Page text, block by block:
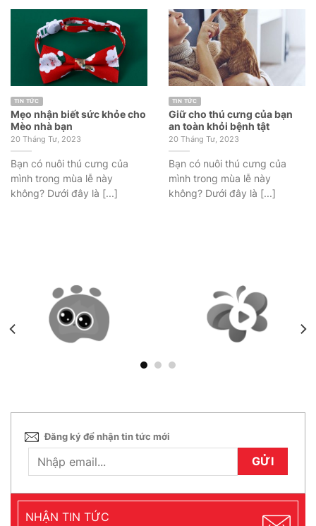
TIN TỨC
Mẹo nhận biết sức khỏe cho
Mèo nhà bạn
20 Tháng Tư, 2023
Bạn có nuôi thú cưng của
mình trong mùa lễ này
không? Dưới đây là [...]
TIN TỨC
Giữ cho thú cưng của bạn
an toàn khỏi bệnh tật
20 Tháng Tư, 2023
Bạn có nuôi thú cưng của
mình trong mùa lễ này
không? Dưới đây là [...]
Đăng ký để nhận tin tức mới
NHẬN TIN TỨC